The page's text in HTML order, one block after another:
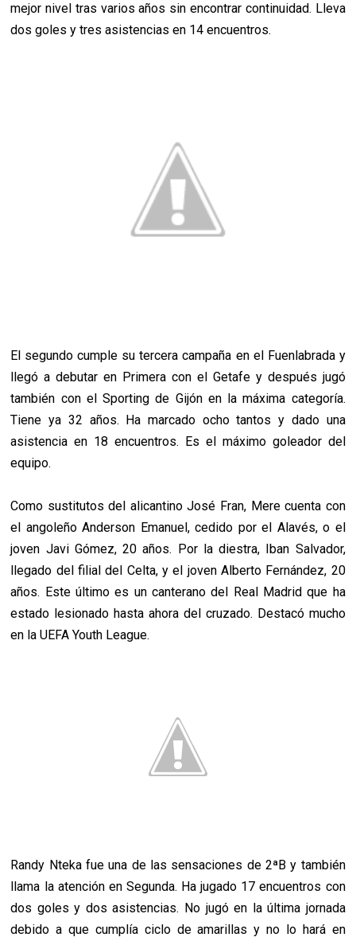
mejor nivel tras varios años sin encontrar continuidad. Lleva
dos goles y tres asistencias en 14 encuentros.
El segundo cumple su tercera campaña en el Fuenlabrada y
llegó a debutar en Primera con el Getafe y después jugó
también con el Sporting de Gijón en la máxima categoría.
Tiene ya 32 años. Ha marcado ocho tantos y dado una
asistencia en 18 encuentros. Es el máximo goleador del
equipo.
Como sustitutos del alicantino José Fran, Mere cuenta con
el angoleño Anderson Emanuel, cedido por el Alavés, o el
joven Javi Gómez, 20 años. Por la diestra, Iban Salvador,
llegado del filial del Celta, y el joven Alberto Fernández, 20
años. Este último es un canterano del Real Madrid que ha
estado lesionado hasta ahora del cruzado. Destacó mucho
en la UEFA Youth League.
Randy Nteka fue una de las sensaciones de 2ªB y también
llama la atención en Segunda. Ha jugado 17 encuentros con
dos goles y dos asistencias. No jugó en la última jornada
debido a que cumplía ciclo de amarillas y no lo hará en